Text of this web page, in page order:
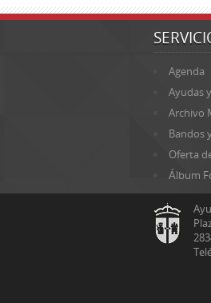
Agenda
Ayudas
Archivo
Bandos
Oferta
Álbum